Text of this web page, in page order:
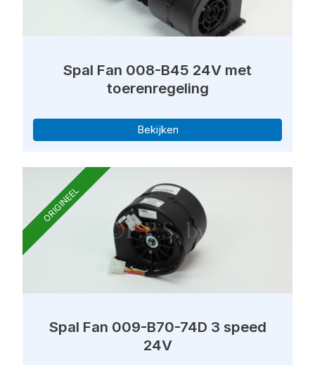
Spal Fan 008-B45 24V met
toerenregeling
Bekijken
ORIGINEEL
Spal Fan 009-B70-74D 3 speed
24V